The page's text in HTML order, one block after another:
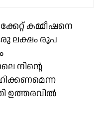
കമ്മീഷനെ
ലക്ഷം രൂപ
നിൻ്റെ
ഉത്തരവിൽ